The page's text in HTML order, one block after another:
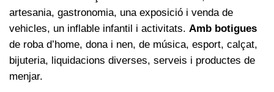
artesania, gastronomia, una exposició i venda de
vehicles, un inflable infantil i activitats. Amb botigues
de roba d’home, dona i nen, de música, esport, calçat,
bijuteria, liquidacions diverses, serveis i productes de
menjar.